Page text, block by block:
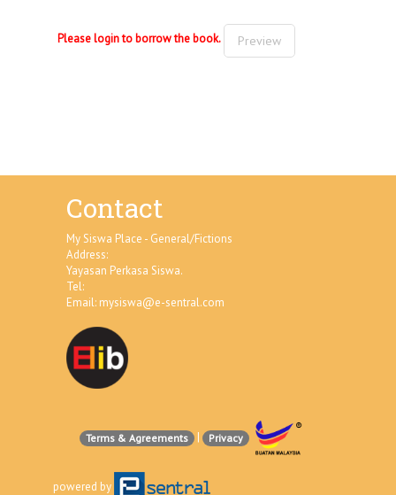
Please login to borrow the book. Preview
Contact
My Siswa Place - General/Fictions
Address:
Yayasan Perkasa Siswa.
Tel:
Email: mysiswa@e-sentral.com
Terms & Agreements Privacy
powered by